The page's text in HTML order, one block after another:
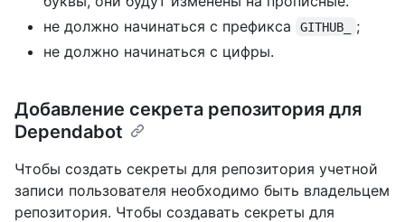
не должно начинаться с префикса
GITHUB_
;
не должно начинаться с цифры.
Добавление секрета репозитория для
Dependabot
Чтобы создать секреты для репозитория учетной
записи пользователя необходимо быть владельцем
репозитория. Чтобы создавать секреты для